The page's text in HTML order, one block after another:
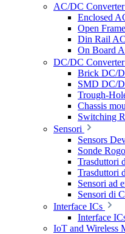
AC/DC Converter
Enclosed
Open
Din Rail
On Board
DC/DC Converter
Brick DC/
SMD DC/
Trough-
Chassis
Switching
Sensori
Sensors
Sonde
Trasduttori
Trasduttori
Sensori ad
Sensori di
Interface ICs
Interface
IoT and Wireless